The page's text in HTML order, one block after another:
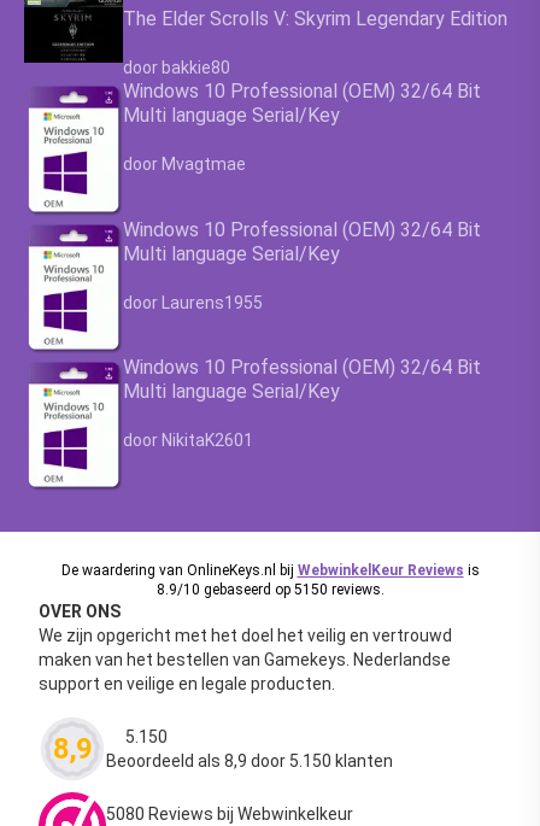
The Elder Scrolls V: Skyrim Legendary Edition
Waardering4.63
door bakkie80
Windows 10 Professional (OEM) 32/64 Bit
Multi language Serial/Key
Waardering4.63
door Mvagtmae
Windows 10 Professional (OEM) 32/64 Bit
Multi language Serial/Key
Waardering4.63uit 5
door Laurens1955
Windows 10 Professional (OEM) 32/64 Bit
Multi language Serial/Key
Waardering4.63
door NikitaK2601
De waardering van OnlineKeys.nl bij WebwinkelKeur Reviews is
8.9/10 gebaseerd op 5150 reviews.
OVER ONS
We zijn opgericht met het doel het veilig en vertrouwd
maken van het bestellen van Gamekeys. Nederlandse
support en veilige en legale producten.
8,9 Waardering
5.150
Beoordeeld als 8,9 door 5.150 klanten
5080 Reviews bij Webwinkelkeur